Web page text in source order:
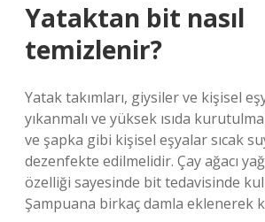
Yataktan bit nasıl
temizlenir?
Yatak takımları, giysiler ve kişisel
yıkanmalı ve yüksek ısıda
ve şapka gibi kişisel eşyalar sıcak
dezenfekte edilmelidir. Çay ağacı
özelliği sayesinde bit tedavisinde
Şampuana birkaç damla eklenerek